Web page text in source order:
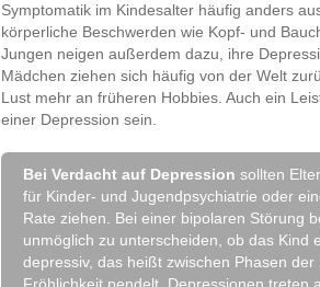
Symptomatik im Kindesalter häufig anders
körperliche Beschwerden wie Kopf- und
Jungen neigen außerdem dazu, ihre
Mädchen ziehen sich häufig von der Welt
Lust mehr an früheren Hobbies. Auch ein
einer Depression sein.
Bei Verdacht auf Depression sollten
für Kinder- und Jugendpsychiatrie oder
Rate ziehen. Bei einer bipolaren Störung
unmöglich zu unterscheiden, ob das Kind
depressiv, das heißt zwischen Phasen